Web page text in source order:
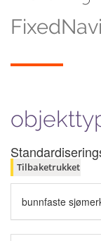
Tilbaketrukket
bunnfaste